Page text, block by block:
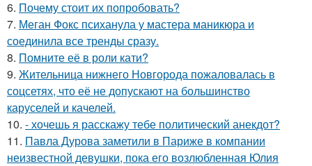
6. Почему стоит их попробовать?
7. Меган Фокс психанула у мастера маникюра и
соединила все тренды сразу.
8. Помните её в роли кати?
9. Жительница нижнего Новгорода пожаловалась в
соцсетях, что её не допускают на большинство
каруселей и качелей.
10. - хочешь я расскажу тебе политический анекдот?
11. Павла Дурова заметили в Париже в компании
неизвестной девушки, пока его возлюбленная Юлия